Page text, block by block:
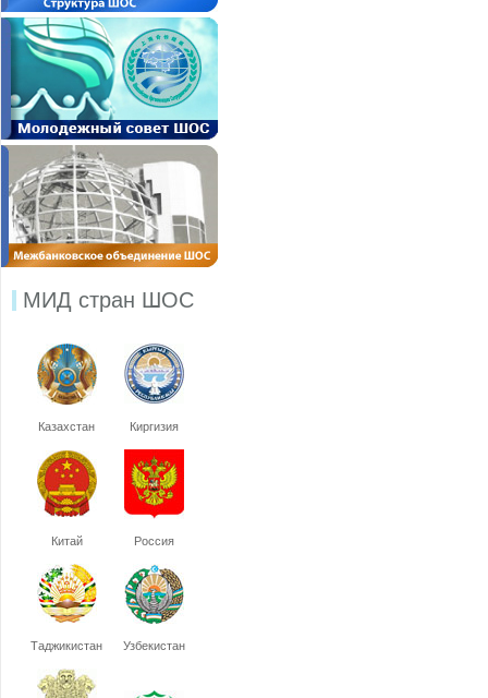
МИД стран ШОС
Казахстан Киргизия
Китай Россия
Таджикистан Узбекистан